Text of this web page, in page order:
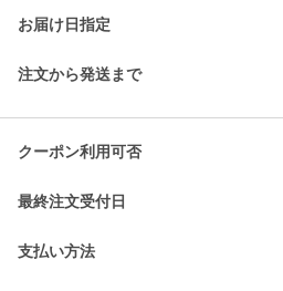
お届け日指定
注文から発送まで
クーポン利用可否
最終注文受付日
支払い方法